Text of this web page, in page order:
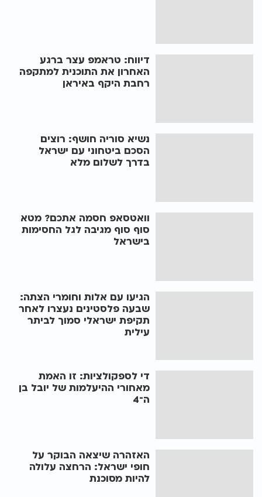
דיווח: טראמפ עצר ברגע
האחרון את התוכנית למתקפה
רחבת היקף באיראן
נשיא סוריה חושף: רוצים
הסכם ביטחוני עם ישראל
בדרך לשלום מלא
וואטסאפ חסמה אתכם? מטא
סוף סוף מגיבה לגל החסימות
בישראל
הגיעו עם אלות וחומרי הצתה:
שבעה פלסטינים נעצרו לאחר
תקיפת ישראלי סמוך לביתר
עילית
די לספקולציות: זו האמת
מאחורי ההיעלמות של יובל בן
ה־4
האזהרה שיצאה הבוקר על
חופי ישראל: הרחצה עלולה
להיות מסוכנת